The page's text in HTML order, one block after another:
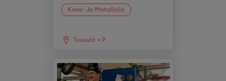
Kone- Ja Metalliala
Tuusula + 9